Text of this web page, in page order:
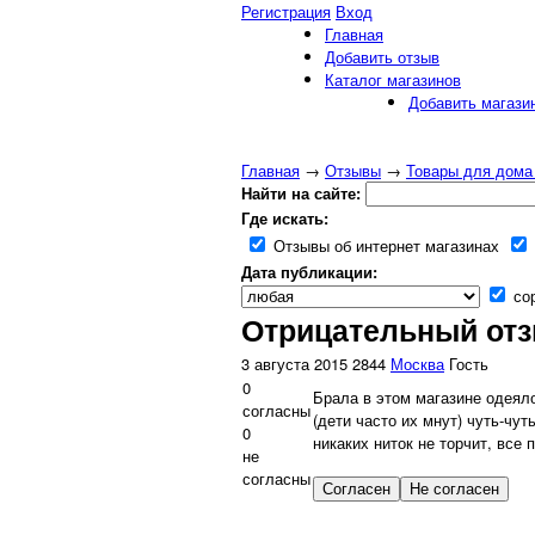
Регистрация Вход
Главная
Добавить отзыв
Каталог магазинов
Добавить
Главная → Отзывы → Товары для
Найти на сайте:
Где искать:
Отзывы об интернет магазинах
Дата публикации:
Отрицательный
3 августа 2015 2844 Москва Гость
0
согласны
0
не
согласны
Брала в этом магазине
(дети часто их мнут) чуть-
никаких ниток не торчит,